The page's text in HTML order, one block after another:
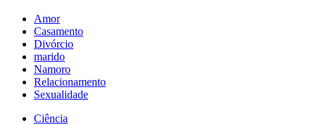
Amor
Casamento
Divórcio
marido
Namoro
Relacionamento
Sexualidade
Ciência